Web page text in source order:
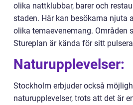
olika nattklubbar, barer och
staden. Här kan besökarna njuta
olika temaevenemang. Områden
Stureplan är kända för sitt
Naturupplevelser:
Stockholm erbjuder också
naturupplevelser, trots att det är